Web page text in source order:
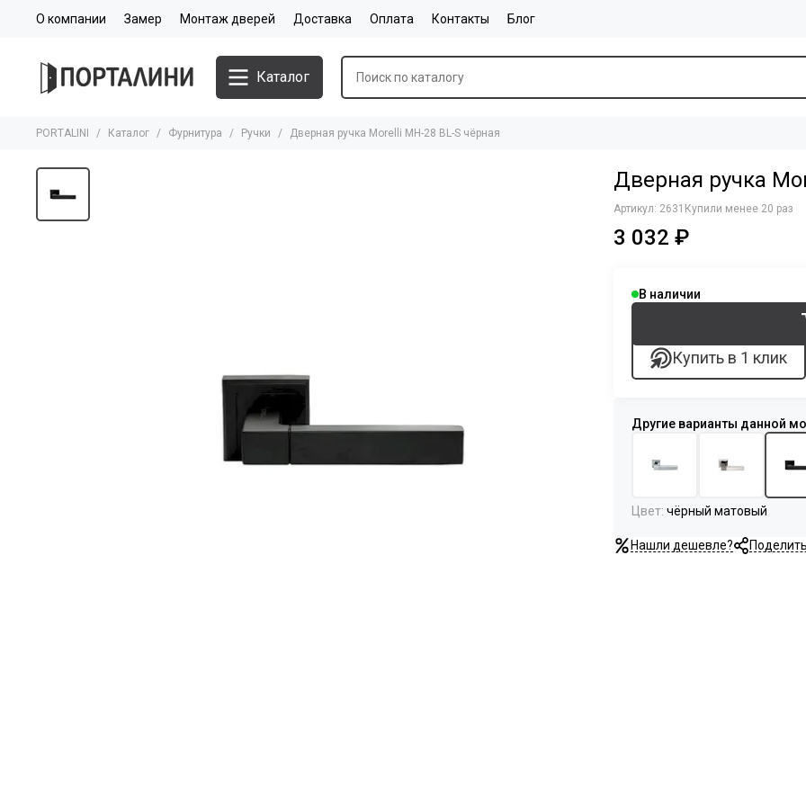
О компании Замер Монтаж дверей Доставка Оплата Контакты Блог
Каталог
PORTALINI Каталог Фурнитура Ручки Дверная ручка Morelli MH-28 BL-S чёрная
Дверная ручка
Артикул: 2631 Купили менее 20 раз
3 032 ₽
В наличии
Купить в 1 клик
Цвет: чёрный матовый
Нашли дешевле?